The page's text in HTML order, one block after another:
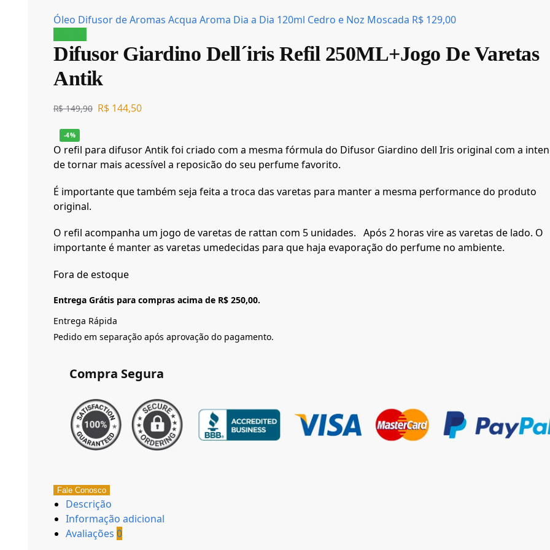
Óleo Difusor de Aromas Acqua Aroma Dia a Dia 120ml Cedro e Noz Moscada R$ 129,00
Difusor Giardino Dell´iris Refil 250ML+Jogo De Varetas
Antik
R$149,90 R$ 144,50
-4%
O refil para difusor Antik foi criado com a mesma fórmula do Difusor Giardino dell Iris original com a
de tornar mais acessível a reposicão do seu perfume favorito.
É importante que também seja feita a troca das varetas para manter a mesma performance do produto
original.
O refil acompanha um jogo de varetas de rattan com 5 unidades. Após 2 horas vire as varetas de lado. O
importante é manter as varetas umedecidas para que haja evaporação do perfume no ambiente.
Fora de estoque
Entrega Grátis para compras acima de R$ 250,00.
Entrega Rápida
Pedido em separação após aprovação do pagamento.
Compra Segura
Fale Conosco
Descrição
Informação adicional
Avaliações 0